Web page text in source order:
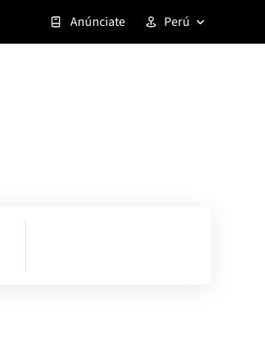
Anúnciate Perú